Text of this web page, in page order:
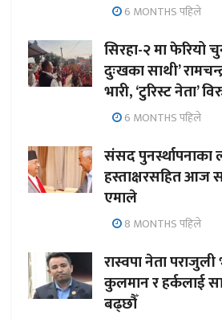
6 MONTHS पहिले
सिरहा-२ मा फेरियो
दुःखका साथी’
भारी, ‘टुरिस्ट नेता’
6 MONTHS पहिले
संसद पुनर्स्थापनाका
हस्ताक्षरसहित आज
एमाले
8 MONTHS पहिले
रास्वपा नेता
कुलमान र हर्कलाई
बढ्छौँ